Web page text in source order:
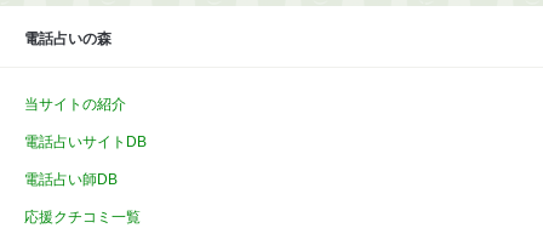
電話占いの森
当サイトの紹介
電話占いサイトDB
電話占い師DB
応援クチコミ一覧